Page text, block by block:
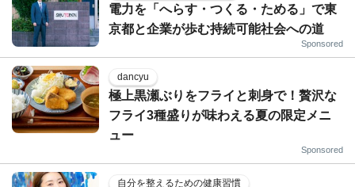
電力を「へらす・つくる・ためる」で東
京都と企業が歩む持続可能社会への道
Sponsored
dancyu
極上黒瀬ぶりをフライと刺身で！贅沢な
フライ3種盛りが味わえる夏の限定メニ
ュー
Sponsored
自分を整えるための健康習慣